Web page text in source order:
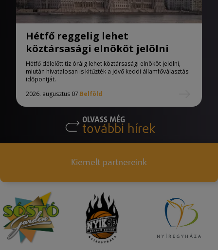
Hétfő reggelig lehet
köztársasági elnököt jelölni
Hétfő délelőtt tíz óráig lehet köztársasági elnököt jelölni,
miután hivatalosan is kitűzték a jövő keddi államfőválasztás
időpontját.
2026. augusztus 07.Belföld
OLVASS MÉG
további hírek
Kiemelt partnereink